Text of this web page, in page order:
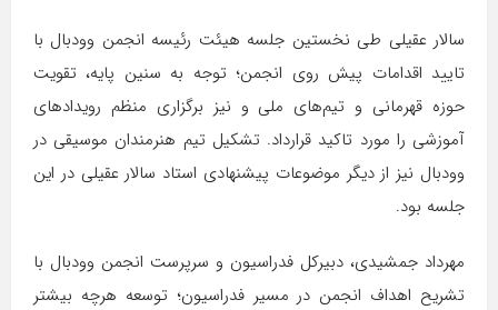
سالار عقیلی طی نخستین جلسه هیئت رئیسه انجمن وودبال با
تایید اقدامات پیش روی انجمن؛ توجه به سنین پایه، تقویت
حوزه قهرمانی و تیم‌های ملی و نیز برگزاری منظم رویدادهای
آموزشی را مورد تاکید قرارداد. تشکیل تیم هنرمندان موسیقی در
وودبال نیز از دیگر موضوعات پیشنهادی استاد سالار عقیلی در این
جلسه بود.
مهرداد جمشیدی، دبیرکل فدراسیون و سرپرست انجمن وودبال با
تشریح اهداف انجمن در مسیر فدراسیون؛ توسعه هرچه بیشتر